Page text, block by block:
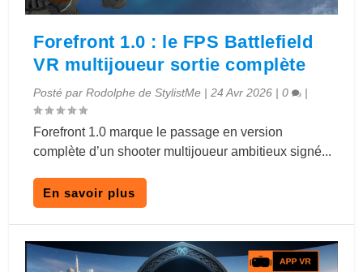
Forefront 1.0 : le FPS Battlefield
VR multijoueur sortie complète
Posté parRodolphe de StylistMe |24 Avr 2026 |0 |
Forefront 1.0 marque le passage en version
complète d’un shooter multijoueur ambitieux signé...
En savoir plus